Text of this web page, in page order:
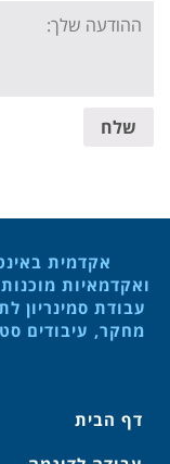
Your
message:
שלח
אקדמית
ואקדמאיות
עבודת סמינריון
מחקר, עיבודים
דף הבית